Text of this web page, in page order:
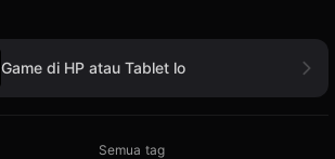
Game di HP atau Tablet lo
Semua tag